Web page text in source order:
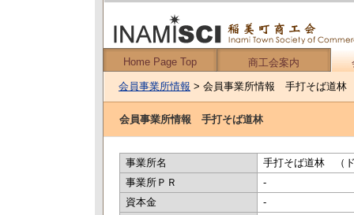
Home Page Top 商工会案内
会員事業所情報 > 会員事業所情報 手打そば道林
会員事業所情報 手打そば道林
事業所名
手打そば道林 （
事業所ＰＲ
-
資本金
-